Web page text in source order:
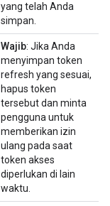
yang telah Anda
simpan.
Wajib: Jika Anda
menyimpan token
refresh yang sesuai,
hapus token
tersebut dan minta
pengguna untuk
memberikan izin
ulang pada saat
token akses
diperlukan di lain
waktu.